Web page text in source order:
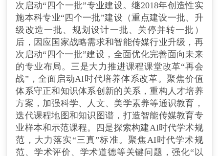
次启动“四个一批”专业建设。继2018年创造性实
施本科专业“四个一批”建设（重点建设一批、升
级改造一批、规划设计一批、关停并转一批）
后，因应国家战略需求和智能传媒行业升级，再
次启动“四个一批”建设，全面优化完善面向未来
的专业布局。三是大力推进课程课堂改革“再会
战”，全面启动AI时代培养体系改革。聚焦价值
体系守正和知识体系创新的关系，重构人才培养
方案，加强科学、人文、美学素养等通识教育，
迭代课程地图和知识图谱，打造智能传媒教育专
业样本和示范课程。四是探索构建AI时代学术规
范，大力落实“三真”标准。聚焦AI时代学术规
范、学术评价、学术道德等关键问题，强化“以